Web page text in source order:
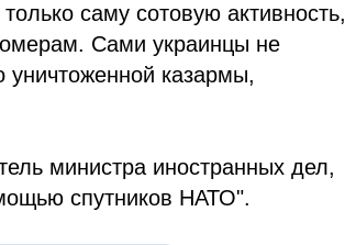
саму сотовую
Сами украинцы не
казармы,
министра иностранных дел,
спутников НАТО".